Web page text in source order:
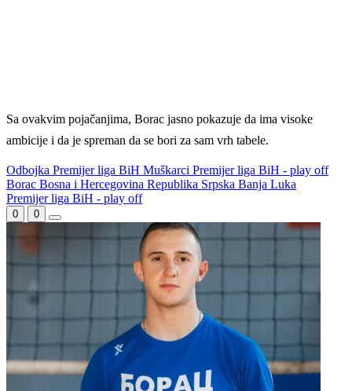
Sa ovakvim pojačanjima, Borac jasno pokazuje da ima visoke
ambicije i da je spreman da se bori za sam vrh tabele.
Odbojka Premijer liga BiH Muškarci Premijer liga BiH - play off
Borac Bosna i Hercegovina Republika Srpska Banja Luka
WEB PREPORUKE
Tabaković riješio evropski
meč i Salzburgu donio
Smjena veznjaka u Veležu:
Andro Babić otišao u
Portugal, stigao Armin
Bešagić
Louis van Gaal pobijedio rak
i poručio: Ako vam treba
selektor, pozovite mene!
Kontinuitet na ispitu: Nova
sezona donosi izazove za
članove stalne četvorke